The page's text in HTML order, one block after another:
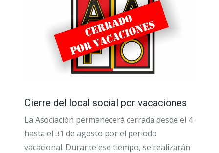
Cierre del local social por vacaciones
La Asociación permanecerá cerrada desde el 4
hasta el 31 de agosto por el período
vacacional. Durante ese tiempo, se realizarán